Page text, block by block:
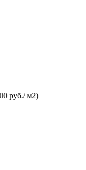
руб./ м2)